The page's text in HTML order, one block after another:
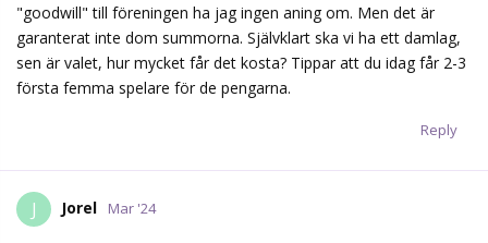
"goodwill" till föreningen ha jag ingen aning om. Men det är
garanterat inte dom summorna. Självklart ska vi ha ett damlag,
sen är valet, hur mycket får det kosta? Tippar att du idag får 2-3
första femma spelare för de pengarna.
Reply
J Jorel Mar '24